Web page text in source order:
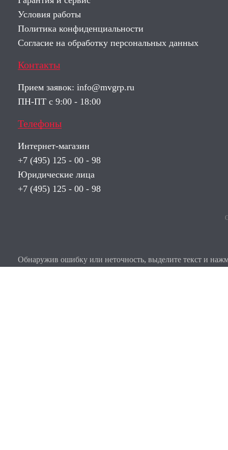
Условия работы
Политика конфиденциальности
Согласие на обработку персональных данных
Контакты
Прием заявок: info@mvgrp.ru
ПН-ПТ с 9:00 - 18:00
Телефоны
Интернет-магазин
+7 (495) 125 - 00 - 98
Юридические лица
+7 (495) 125 - 00 - 98
Обнаружив ошибку или неточность, выделите текст и